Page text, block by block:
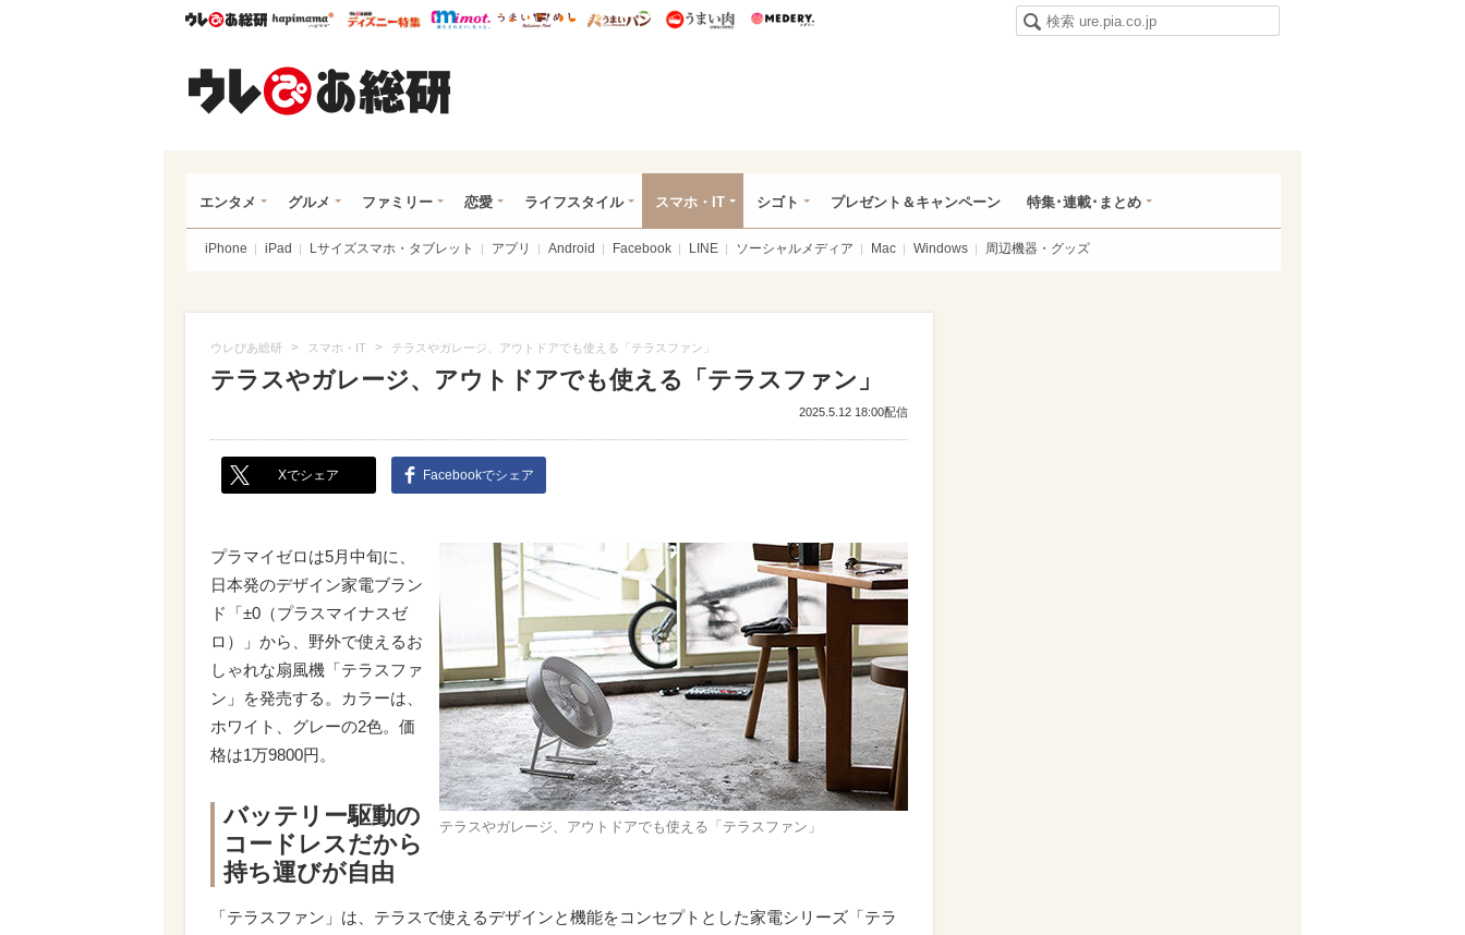
ウレぴあ総研ハピママ* ウレぴあ総研 ディズニー特集
mimot. うまいめし うまいパン うまい肉
エンタメ グルメ ファミリー 恋愛 ライフスタイル スマホ・IT シゴト プレゼント＆キャンペーン 特集･連載･まとめ
iPhone iPad Lサイズスマホ・タブレット アプリ Android Facebook LINE ソーシャルメディア Mac Windows 周辺機器・グッズ
ウレぴあ総研 > スマホ・IT > テラスやガレージ、アウトドアでも使える「テラスファン」
テラスやガレージ、アウトドアでも使える「テラスファン」
2025.5.12 18:00配信
Xでシェア Facebookでシェア
テラスやガレージ、アウトドアでも使える「テラスファン」
プラマイゼロは5月中旬に、
日本発のデザイン家電ブラン
ド「±0（プラスマイナスゼ
ロ）」から、野外で使えるお
しゃれな扇風機「テラスファ
ン」を発売する。カラーは、
ホワイト、グレーの2色。価
格は1万9800円。
バッテリー駆動の
コードレスだから
持ち運びが自由
「テラスファン」は、テラスで使えるデザインと機能をコンセプトとした家電シリーズ「テラ